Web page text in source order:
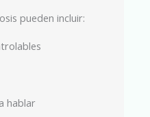
pueden incluir:
hablar